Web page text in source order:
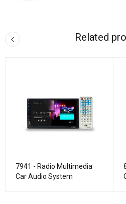
Related
7941 - Radio Multimedia
Car Audio System